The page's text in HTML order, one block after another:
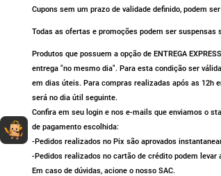
Dúvidas sobre produtos?
Fale comigo
Cupons sem um prazo de validade definido, podem
Todas as ofertas e promoções podem ser
Produtos que possuem a opção de ENTREGA
entrega "no mesmo dia". Para esta condição ser
em dias úteis. Para compras realizadas após as 12h
será no dia útil seguinte.
Confira em seu login e nos e-mails que enviamos o
de pagamento escolhida:
-Pedidos realizados no Pix são aprovados
-Pedidos realizados no cartão de crédito podem levar
Em caso de dúvidas, acione o nosso SAC.